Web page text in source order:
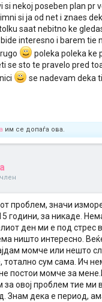
si nekoj poseben plan pr
si ja od net i znaes
saat nebitno ke
interesno i barem tie
poleka poleka ke
se sto te pravelo pred
se nadevam deka
им се допаѓа ова.
проблем, значи
години, за никаде.
ден ми е под стрес
ништо интересно.
момче или нешто
тотално сум сама. Ич
постои момче за
за овој проблем тие ми
Знам дека е период,